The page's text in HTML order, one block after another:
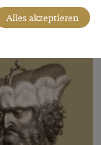
Alles akzeptieren